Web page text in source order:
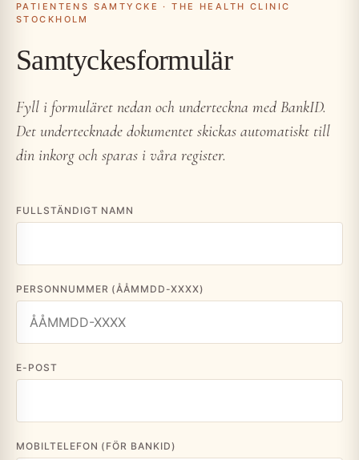
PATIENTENS SAMTYCKE · THE HEALTH CLINIC
STOCKHOLM
Samtyckesformulär
Fyll i formuläret nedan och underteckna med BankID.
Det undertecknade dokumentet skickas automatiskt till
din inkorg och sparas i våra register.
FULLSTÄNDIGT NAMN
PERSONNUMMER (ÅÅMMDD-XXXX)
E-POST
MOBILTELEFON (FÖR BANKID)